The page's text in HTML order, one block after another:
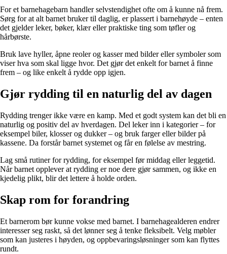
For et barnehagebarn handler selvstendighet ofte om å kunne nå frem.
Sørg for at alt barnet bruker til daglig, er plassert i barnehøyde – enten
det gjelder leker, bøker, klær eller praktiske ting som tøfler og
hårbørste.
Bruk lave hyller, åpne reoler og kasser med bilder eller symboler som
viser hva som skal ligge hvor. Det gjør det enkelt for barnet å finne
frem – og like enkelt å rydde opp igjen.
Gjør rydding til en naturlig del av dagen
Rydding trenger ikke være en kamp. Med et godt system kan det bli en
naturlig og positiv del av hverdagen. Del leker inn i kategorier – for
eksempel biler, klosser og dukker – og bruk farger eller bilder på
kassene. Da forstår barnet systemet og får en følelse av mestring.
Lag små rutiner for rydding, for eksempel før middag eller leggetid.
Når barnet opplever at rydding er noe dere gjør sammen, og ikke en
kjedelig plikt, blir det lettere å holde orden.
Skap rom for forandring
Et barnerom bør kunne vokse med barnet. I barnehagealderen endrer
interesser seg raskt, så det lønner seg å tenke fleksibelt. Velg møbler
som kan justeres i høyden, og oppbevaringsløsninger som kan flyttes
rundt.